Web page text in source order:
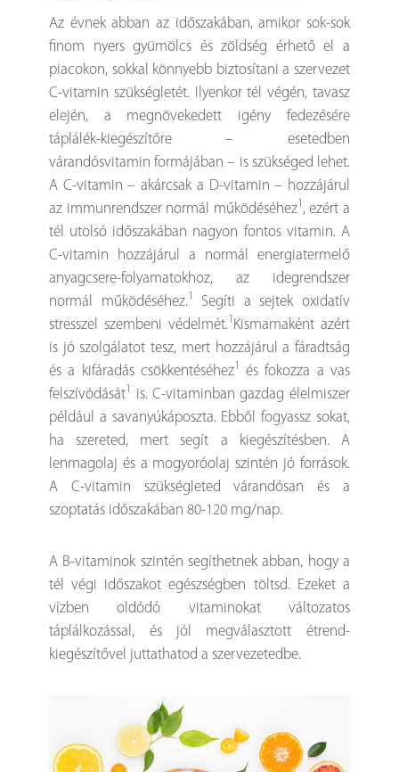
Az évnek abban az időszakában, amikor sok-sok
finom nyers gyümölcs és zöldség érhető el a
piacokon, sokkal könnyebb biztosítani a szervezet
C-vitamin szükségletét. Ilyenkor tél végén, tavasz
elején, a megnövekedett igény fedezésére
táplálék-kiegészítőre – esetedben
várandósvitamin formájában – is szükséged lehet.
A C-vitamin – akárcsak a D-vitamin – hozzájárul
az immunrendszer normál működéséhez1 , ezért a
tél utolsó időszakában nagyon fontos vitamin. A
C-vitamin hozzájárul a normál energiatermelő
anyagcsere-folyamatokhoz, az idegrendszer
normál működéséhez.1
Segíti a sejtek oxidatív
stresszel szembeni védelmét.1 Kismamaként azért
is jó szolgálatot tesz, mert hozzájárul a fáradtság
és a kifáradás csökkentéséhez1
és fokozza a vas
felszívódását1
is. C-vitaminban gazdag élelmiszer
például a savanyúkáposzta. Ebből fogyassz sokat,
ha szereted, mert segít a kiegészítésben. A
lenmagolaj és a mogyoróolaj szintén jó források.
A C-vitamin szükségleted várandósan és a
szoptatás időszakában 80-120 mg/nap.
A B-vitaminok szintén segíthetnek abban, hogy a
tél végi időszakot egészségben töltsd. Ezeket a
vízben oldódó vitaminokat változatos
táplálkozással, és jól megválasztott étrend-
kiegészítővel juttathatod a szervezetedbe.